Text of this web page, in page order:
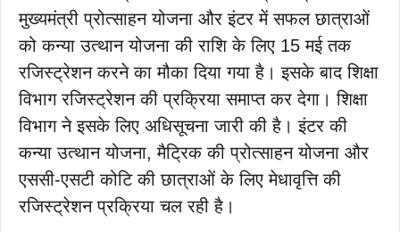
मुख्यमंत्री प्रोत्साहन योजना और इंटर में सफल छात्राओं
को कन्या उत्थान योजना की राशि के लिए 15 मई तक
रजिस्ट्रेशन करने का मौका दिया गया है। इसके बाद शिक्षा
विभाग रजिस्ट्रेशन की प्रक्रिया समाप्त कर देगा। शिक्षा
विभाग ने इसके लिए अधिसूचना जारी की है। इंटर की
कन्या उत्थान योजना, मैट्रिक की प्रोत्साहन योजना और
एससी-एसटी कोटि की छात्राओं के लिए मेधावृत्ति की
रजिस्ट्रेशन प्रक्रिया चल रही है।